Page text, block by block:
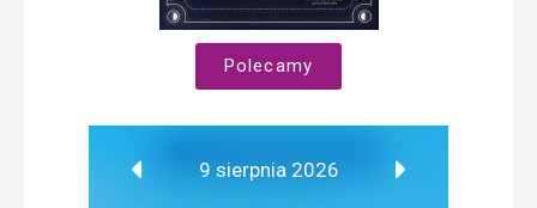
Polecamy
9 sierpnia 2026